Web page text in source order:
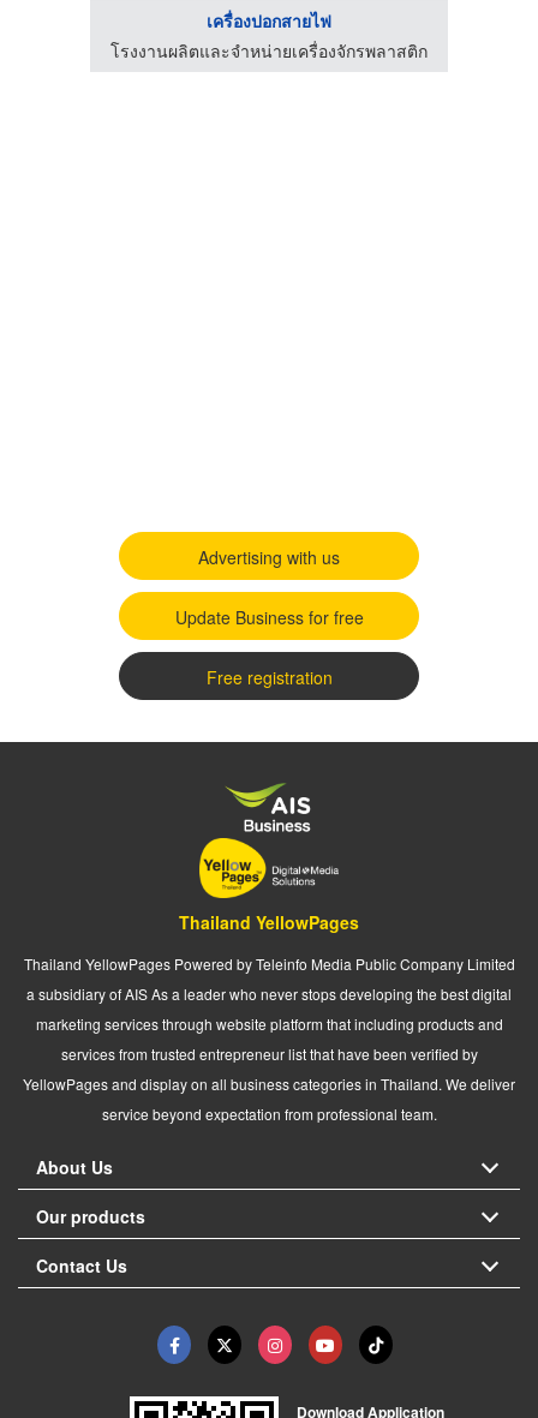
เครื่องปอกสายไฟ
โรงงานผลิตและจำหน่ายเครื่องจักรพลาสติก
Advertising with us
Update Business for free
Free registration
Thailand YellowPages
Thailand YellowPages Powered by Teleinfo Media Public Company Limited
a subsidiary of AIS As a leader who never stops developing the best digital
marketing services through website platform that including products and
services from trusted entrepreneur list that have been verified by
YellowPages and display on all business categories in Thailand. We deliver
service beyond expectation from professional team.
About Us
Our products
Contact Us
Download Application